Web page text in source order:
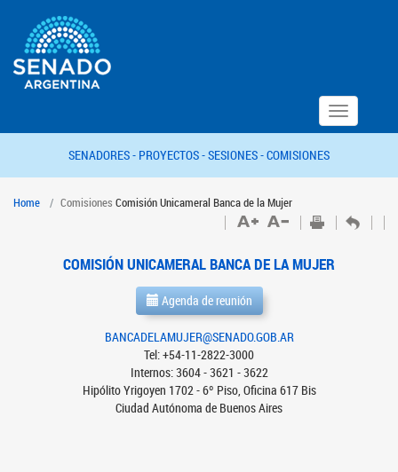
Toggle
navigation
SENADORES - PROYECTOS -SESIONES -COMISIONES
Home Comisiones Comisión Unicameral Banca de la Mujer
COMISIÓN UNICAMERAL BANCA DE LA MUJER
Agenda de reunión
BANCADELAMUJER@SENADO.GOB.AR
Tel: +54-11-2822-3000
Internos: 3604 - 3621 - 3622
Hipólito Yrigoyen 1702 - 6º Piso, Oficina 617 Bis
Ciudad Autónoma de Buenos Aires